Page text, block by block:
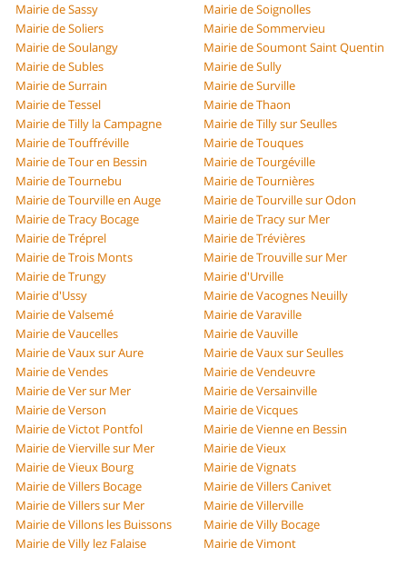
Mairie de Sassy
Mairie de Soignolles
Mairie de Soliers
Mairie de Sommervieu
Mairie de Soulangy
Mairie de Soumont Saint Quentin
Mairie de Subles
Mairie de Sully
Mairie de Surrain
Mairie de Surville
Mairie de Tessel
Mairie de Thaon
Mairie de Tilly la Campagne
Mairie de Tilly sur Seulles
Mairie de Touffréville
Mairie de Touques
Mairie de Tour en Bessin
Mairie de Tourgéville
Mairie de Tournebu
Mairie de Tournières
Mairie de Tourville en Auge
Mairie de Tourville sur Odon
Mairie de Tracy Bocage
Mairie de Tracy sur Mer
Mairie de Tréprel
Mairie de Trévières
Mairie de Trois Monts
Mairie de Trouville sur Mer
Mairie de Trungy
Mairie d'Urville
Mairie d'Ussy
Mairie de Vacognes Neuilly
Mairie de Valsemé
Mairie de Varaville
Mairie de Vaucelles
Mairie de Vauville
Mairie de Vaux sur Aure
Mairie de Vaux sur Seulles
Mairie de Vendes
Mairie de Vendeuvre
Mairie de Ver sur Mer
Mairie de Versainville
Mairie de Verson
Mairie de Vicques
Mairie de Victot Pontfol
Mairie de Vienne en Bessin
Mairie de Vierville sur Mer
Mairie de Vieux
Mairie de Vieux Bourg
Mairie de Vignats
Mairie de Villers Bocage
Mairie de Villers Canivet
Mairie de Villers sur Mer
Mairie de Villerville
Mairie de Villons les Buissons
Mairie de Villy Bocage
Mairie de Villy lez Falaise
Mairie de Vimont